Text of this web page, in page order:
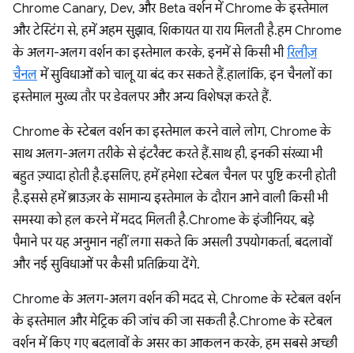
Chrome Canary, Dev, और Beta वर्शन में Chrome के इस्तेमाल
और टेस्टिंग से, हमें अहम सुझाव, शिकायत या राय मिलती है. हम Chrome
के अलग-अलग वर्शन का इस्तेमाल करके, इनमें से किसी भीरिलीज़
चैनलमें सुविधाओं को चालू या बंद कर सकते हैं. हालांकि, इन चैनलों का
इस्तेमाल मुख्य तौर पर डेवलपर और अन्य विशेषज्ञ करते हैं.
Chrome के स्टेबल वर्शन का इस्तेमाल करने वाले लोग, Chrome के
साथ अलग-अलग तरीके से इंटरैक्ट करते हैं. साथ ही, इनकी संख्या भी
बहुत ज़्यादा होती है. इसलिए, हमें हमेशा स्टेबल चैनल पर पुष्टि करनी होती
है. इससे हमें ब्राउज़र के सामान्य इस्तेमाल के दौरान आने वाली किसी भी
समस्या को हल करने में मदद मिलती है. Chrome के इंजीनियर, बड़े
पैमाने पर यह अनुमान नहीं लगा सकते कि असली उपयोगकर्ता, बदलावों
और नई सुविधाओं पर कैसी प्रतिक्रिया देंगे.
Chrome के अलग-अलग वर्शन की मदद से, Chrome के स्टेबल वर्शन
के इस्तेमाल और मेट्रिक की जांच की जा सकती है. Chrome के स्टेबल
वर्शन में किए गए बदलावों के असर का आकलन करके, हम सबसे अच्छी